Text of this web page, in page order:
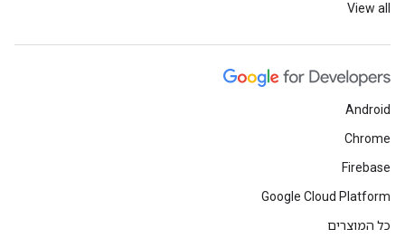
View all
Android
Chrome
Firebase
Google Cloud Platform
כל המוצרים